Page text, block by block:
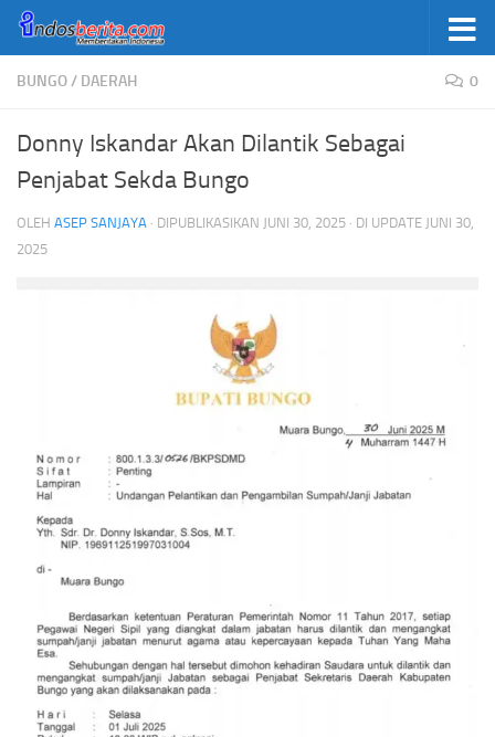
Skip to content
BUNGO/ DAERAH 0
Donny Iskandar Akan Dilantik Sebagai
Penjabat Sekda Bungo
OLEH ASEP SANJAYA · DIPUBLIKASIKAN JUNI 30, 2025 · DI UPDATE JUNI 30,
2025